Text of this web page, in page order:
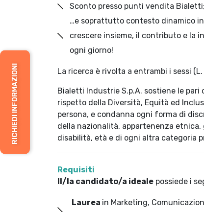
RICHIEDI INFORMAZIONI
Sconto presso punti vendita Bialetti;
…e soprattutto contesto dinamico
crescere insieme, il contributo e la
ogni giorno!
La ricerca è rivolta a entrambi i sessi
Bialetti Industrie S.p.A. sostiene le
rispetto della Diversità, Equità ed
persona, e condanna ogni forma di
della nazionalità, appartenenza
disabilità, età e di ogni altra categoria
Requisiti
Il/la candidato/a ideale possiede i
Laurea in Marketing,